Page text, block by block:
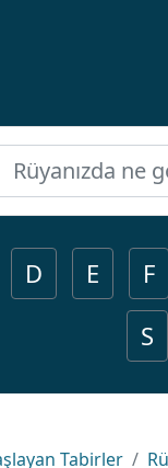
D E F
S
Tabirler